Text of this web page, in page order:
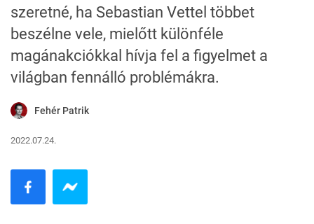
szeretné, ha Sebastian Vettel többet
beszélne vele, mielőtt különféle
magánakciókkal hívja fel a figyelmet a
világban fennálló problémákra.
Fehér Patrik
2022.07.24.